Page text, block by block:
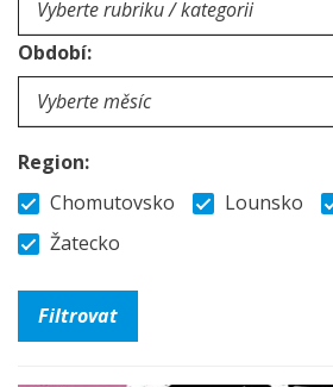
Období:
Region:
Chomutovsko
Lounsko
Žatecko